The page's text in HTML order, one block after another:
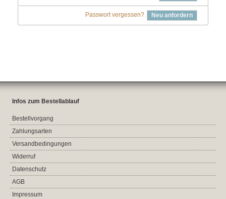
Passwort vergessen? Neu anfordern
Infos zum Bestellablauf
Bestellvorgang
Zahlungsarten
Versandbedingungen
Widerruf
Datenschutz
AGB
Impressum